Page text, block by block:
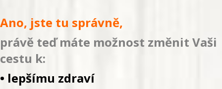
Ano, jste tu správně,
právě teď máte možnost změnit Vaši
cestu k:
• lepšímu zdraví